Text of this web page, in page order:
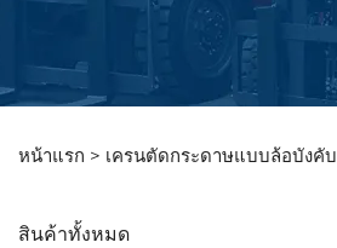
หน้าแรก > เครนตัดกระดาษแบบล้อบังคับ
สินค้าทั้งหมด